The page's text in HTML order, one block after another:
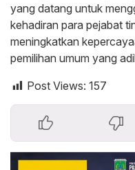
yang datang untuk
kehadiran para pejabat
meningkatkan
pemilihan umum yang
Post Views: 157